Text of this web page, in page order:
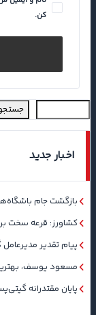
کن.
اخبار جدید
بازگشت جام
کشاورز: قرعه سخت
پیام تقدیر مدیرعامل
مسعود یوسف،
پایان مقتدرانه